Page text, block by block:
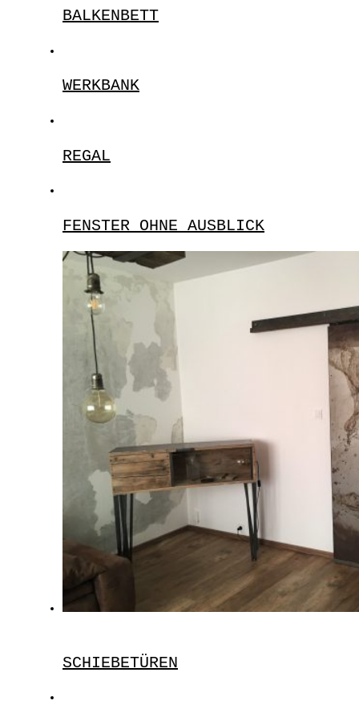
BALKENBETT
WERKBANK
REGAL
FENSTER OHNE AUSBLICK
SCHIEBETÜREN